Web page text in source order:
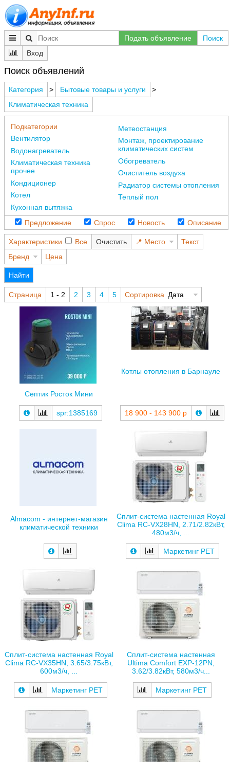
Подать объявление
Поиск
Вход
Поиск объявлений
Категория > Бытовые товары и услуги
>
Климатическая техника
Подкатегории
Вентилятор
Водонагреватель
Климатическая техника
прочее
Кондиционер
Котел
Кухонная вытяжка
Метеостанция
Монтаж, проектирование
климатических систем
Обогреватель
Очиститель воздуха
Радиатор системы отопления
Теплый пол
Предложение Спрос Новость Описание
Характеристики Все Очистить Место
Текст
Бренд
Цена
Найти
Страница 1 - 2 2 3 4 5 Сортировка Дата
Септик Росток Мини
spr:1385169
Котлы отопления в Барнауле
18 900 - 143 900 р
Almacom - интернет-магазин
климатической техники
Сплит-система настенная Royal
Clima RC-VX28HN, 2.71/2.82кВт,
480м3/ч, ...
Маркетинг РЕТ
Сплит-система настенная Royal
Clima RC-VX35HN, 3.65/3.75кВт,
600м3/ч, ...
Маркетинг РЕТ
Сплит-система настенная
Ultima Comfort EXP-12PN,
3.62/3.82кВт, 580м3/ч...
Маркетинг РЕТ